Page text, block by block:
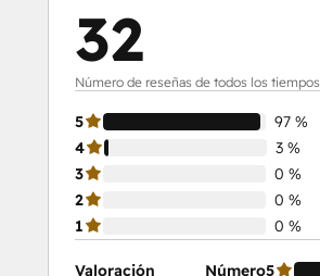
32
Número de reseñas de todos los tiempos
5
97 %
4
3 %
3
0 %
2
0 %
1
0 %
Valoración
Número5